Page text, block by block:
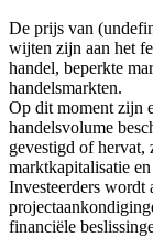
USDT-futures
Futures met
De prijs van
wijten zijn aan het
handel, beperkte
handelsmarkten.
Op dit moment zijn
handelsvolume
gevestigd of hervat,
marktkapitalisatie
Investeerders wordt
financiële